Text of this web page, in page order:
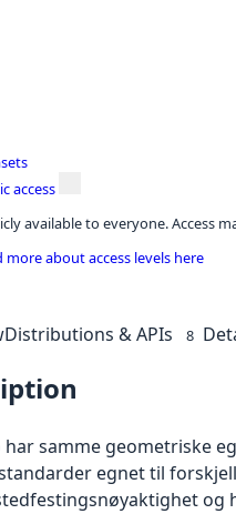
access
available to everyone. Access
more about access levels here
Distributions & APIs 8
samme geometriske
egnet til
og